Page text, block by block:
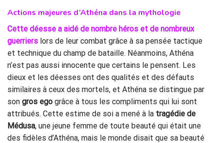
Actions majeures d’Athéna dans la mythologie
Cette déesse a aidé de nombre héros et de nombreux
guerriers lors de leur combat grâce à sa pensée tactique
et technique du champ de bataille. Néanmoins, Athéna
n’est pas aussi innocente que certains le pensent. Les
dieux et les déesses ont des qualités et des défauts
similaires à ceux des mortels, et Athéna se distingue par
son gros ego grâce à tous les compliments qui lui sont
attribués. Cette estime de soi a mené à la tragédie de
Médusa, une jeune femme de toute beauté qui était une
des fidèles d’Athéna, mais le monde disait que sa beauté